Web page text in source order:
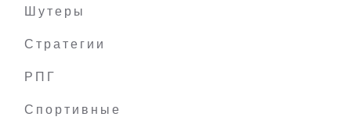
Шутеры
Стратегии
РПГ
Спортивные